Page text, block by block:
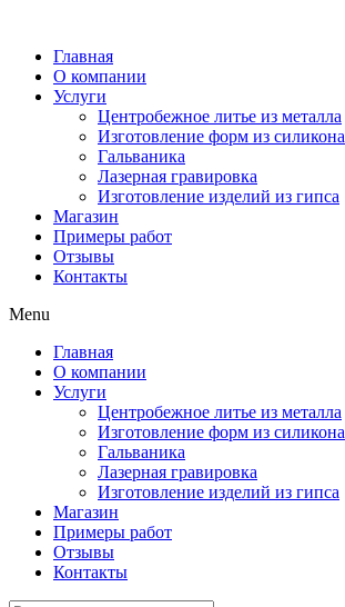
Главная
О компании
Услуги
Центробежное литье из металла
Изготовление форм из силикона
Гальваника
Лазерная гравировка
Изготовление изделий из гипса
Магазин
Примеры работ
Отзывы
Контакты
Menu
Главная
О компании
Услуги
Центробежное литье из металла
Изготовление форм из силикона
Гальваника
Лазерная гравировка
Изготовление изделий из гипса
Магазин
Примеры работ
Отзывы
Контакты